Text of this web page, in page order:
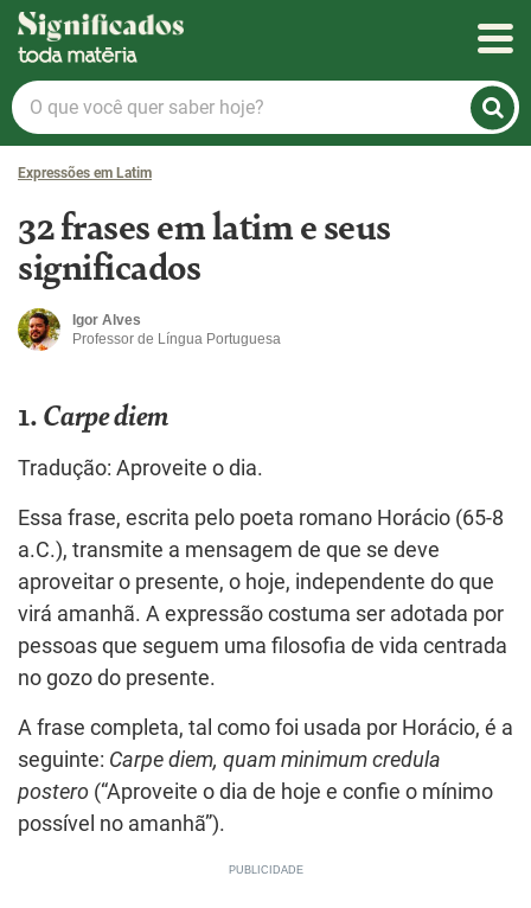
Significados
O
que
você
quer
hoje?
Expressões em Latim
32 frases em latim e seus
significados
Igor Alves
Professor de Língua Portuguesa
1.Carpe diem
Tradução: Aproveite o dia.
Essa frase, escrita pelo poeta romano Horácio (65-8
a.C.), transmite a mensagem de que se deve
aproveitar o presente, o hoje, independente do que
virá amanhã. A expressão costuma ser adotada por
pessoas que seguem uma filosofia de vida centrada
no gozo do presente.
A frase completa, tal como foi usada por Horácio, é a
seguinte: Carpe diem, quam minimum credula
postero (“Aproveite o dia de hoje e confie o mínimo
possível no amanhã”).